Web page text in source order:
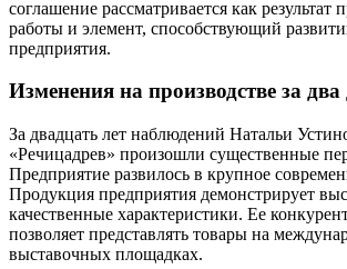
соглашение рассматривается как результат
работы и элемент, способствующий
предприятия.
Изменения на производстве за два
За двадцать лет наблюдений Натальи
«Речицадрев» произошли существенные
Предприятие развилось в крупное
Продукция предприятия демонстрирует
качественные характеристики. Ее
позволяет представлять товары на
выставочных площадках.